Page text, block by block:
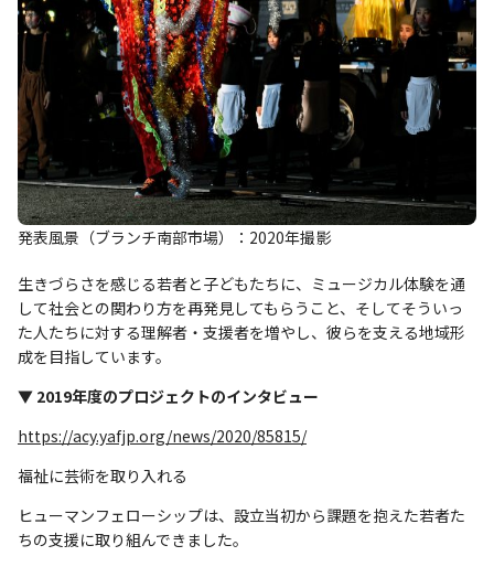
発表風景（ブランチ南部市場）：2020年撮影
生きづらさを感じる若者と子どもたちに、ミュージカル体験を通
して社会との関わり方を再発見してもらうこと、そしてそういっ
た人たちに対する理解者・支援者を増やし、彼らを支える地域形
成を目指しています。
▼ 2019年度のプロジェクトのインタビュー
https://acy.yafjp.org/news/2020/85815/
福祉に芸術を取り入れる
ヒューマンフェローシップは、設立当初から課題を抱えた若者た
ちの支援に取り組んできました。